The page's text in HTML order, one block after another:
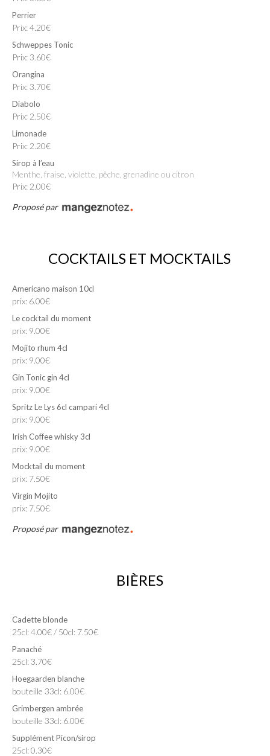
Perrier
Prix: 4.20€
Schweppes Tonic
Prix: 3.60€
Orangina
Prix: 3.70€
Diabolo
Prix: 2.50€
Limonade
Prix: 2.20€
Sirop à l’eau
menthe, fraise, violette, pêche, grenadine ou citron
Prix: 2.00€
Proposé par
COCKTAILS ET MOCKTAILS
Americano maison 10cl
prix: 6.00€
Le cocktail du moment
prix: 9.00€
Mojito rhum 4cl
prix: 9.00€
Gin Tonic gin 4cl
prix: 9.00€
Spritz Le Lys 6cl campari 4cl
prix: 9.00€
Irish Coffee whisky 3cl
prix: 9.00€
Mocktail du moment
prix: 7.50€
Virgin Mojito
prix: 7.50€
Proposé par
BIÈRES
Cadette blonde
25cl: 4.00€ / 50cl: 7.50€
Panaché
25cl: 3.70€
Hoegaarden blanche
bouteille 33cl: 6.00€
Grimbergen ambrée
bouteille 33cl: 6.00€
Supplément Picon/sirop
25cl: 0.30€